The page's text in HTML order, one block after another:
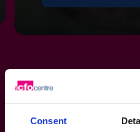
Consent
Häufig
Diese Fragen werden uns